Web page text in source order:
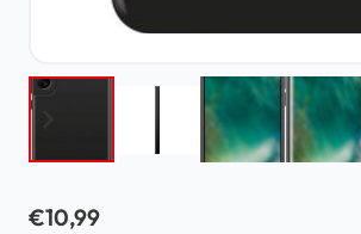
€10,99